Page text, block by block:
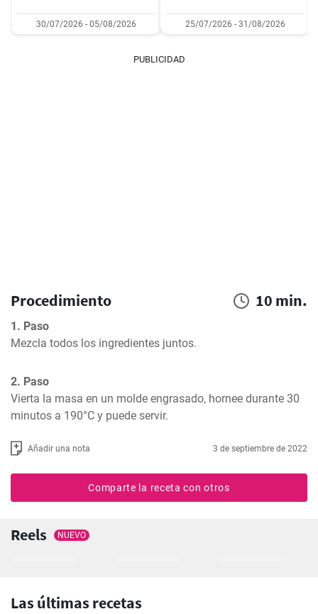
30/07/2026 - 05/08/2026 25/07/2026 - 31/08/2026
PUBLICIDAD
Procedimiento 10 min.
1. Paso
Mezcla todos los ingredientes juntos.
2. Paso
Vierta la masa en un molde engrasado, hornee durante 30
minutos a 190°C y puede servir.
Añadir una nota 3 de septiembre de 2022
Comparte la receta con otros
Reels NUEVO
Las últimas recetas